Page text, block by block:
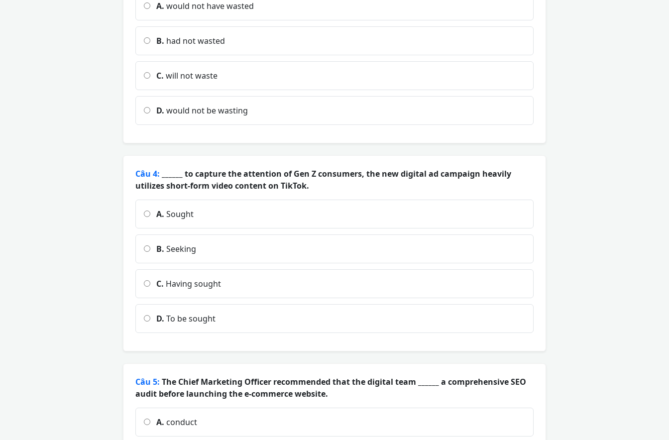
A. would not have wasted
B. had not wasted
C. will not waste
D. would not be wasting
Câu 4: ______ to capture the attention of Gen Z consumers, the new digital ad campaign heavily
utilizes short-form video content on TikTok.
A. Sought
B. Seeking
C. Having sought
D. To be sought
Câu 5: The Chief Marketing Officer recommended that the digital team ______ a comprehensive SEO
audit before launching the e-commerce website.
A. conduct